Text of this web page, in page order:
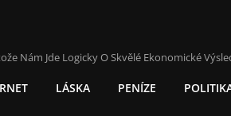
Nám Jde Logicky O Skvělé Ekonomické
LÁSKA PENÍZE